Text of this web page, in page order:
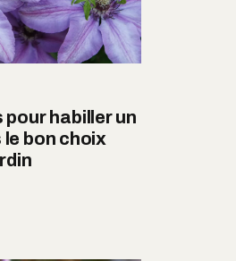
habiller un
bon choix